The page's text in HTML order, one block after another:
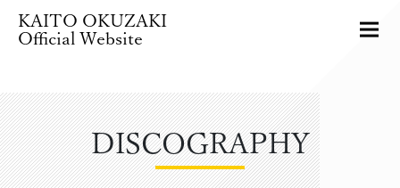
KAITO OKUZAKI
Official Website
DISCOGRAPHY